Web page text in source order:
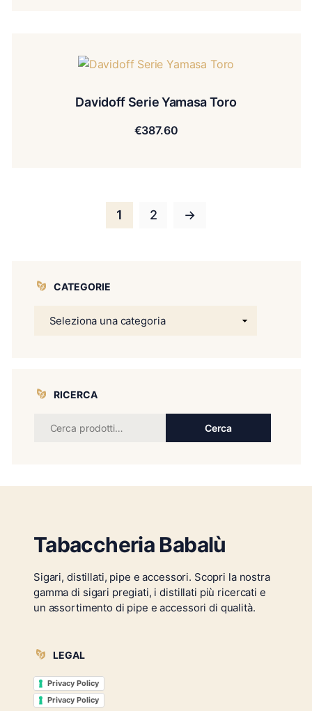
Davidoff Serie Yamasa Toro
€387.60
1 2 →
CATEGORIE
RICERCA
Cerca
Tabaccheria Babalù
Sigari, distillati, pipe e accessori. Scopri la nostra
gamma di sigari pregiati, i distillati più ricercati e
un assortimento di pipe e accessori di qualità.
LEGAL
Privacy Policy
Privacy Policy